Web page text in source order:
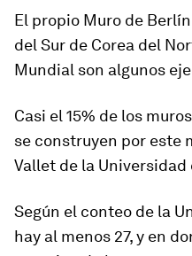
El propio Muro de
del Sur de Corea del
Mundial son algunos
Casi el 15% de los
se construyen por este
Vallet de la Universidad
Según el conteo de la
hay al menos 27,y en